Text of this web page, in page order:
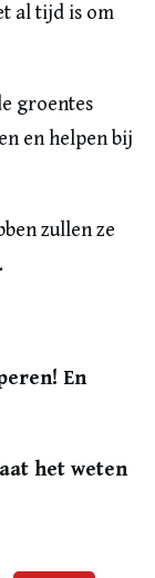
al tijd is om
groentes
en helpen bij
zullen ze
En
het weten